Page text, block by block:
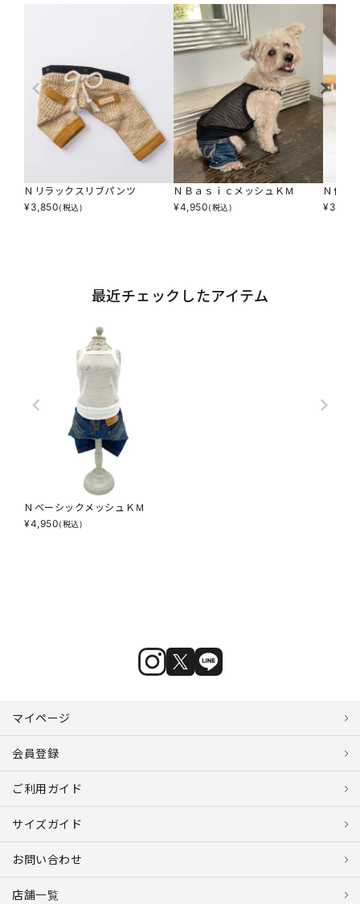
Ｎリラックスリブパンツ
¥3,850(税込)
ＮＢａｓｉｃメッシュＫＭ
¥4,950(税込)
Ｎ何に
¥3,850
最近チェックしたアイテム
ＮベーシックメッシュＫＭ
¥4,950(税込)
マイページ
会員登録
ご利用ガイド
サイズガイド
お問い合わせ
店舗一覧